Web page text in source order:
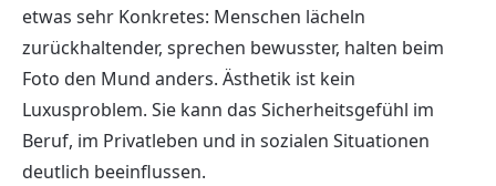
etwas sehr Konkretes: Menschen lächeln
zurückhaltender, sprechen bewusster, halten beim
Foto den Mund anders. Ästhetik ist kein
Luxusproblem. Sie kann das Sicherheitsgefühl im
Beruf, im Privatleben und in sozialen Situationen
deutlich beeinflussen.